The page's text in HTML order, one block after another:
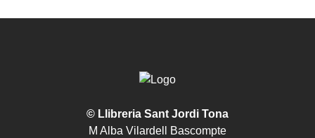
© Llibreria Sant Jordi Tona
M Alba Vilardell Bascompte